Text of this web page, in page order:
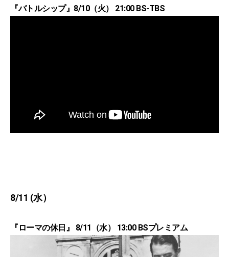
『バトルシップ』8/10（火） 21:00 BS-TBS
8/11 (水）
『ローマの休日』 8/11（水） 13:00 BSプレミアム